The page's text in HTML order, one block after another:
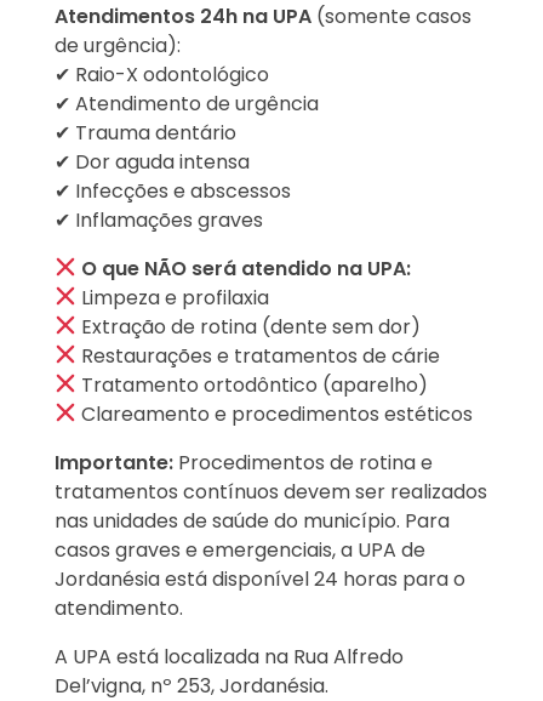
Atendimentos 24h na UPA (somente casos
de urgência):
✔ Raio-X odontológico
✔ Atendimento de urgência
✔ Trauma dentário
✔ Dor aguda intensa
✔ Infecções e abscessos
✔ Inflamações graves
O que NÃO será atendido na UPA:
Limpeza e profilaxia
Extração de rotina (dente sem dor)
Restaurações e tratamentos de cárie
Tratamento ortodôntico (aparelho)
Clareamento e procedimentos estéticos
Importante: Procedimentos de rotina e
tratamentos contínuos devem ser realizados
nas unidades de saúde do município. Para
casos graves e emergenciais, a UPA de
Jordanésia está disponível 24 horas para o
atendimento.
A UPA está localizada na Rua Alfredo
Del’vigna, nº 253, Jordanésia.